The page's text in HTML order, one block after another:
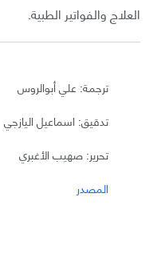
العلاج والفواتير الطبية.
ترجمة: علي أبوالروس
تدقيق: اسماعيل اليازجي
تحرير: صهيب الأغبري
المصدر